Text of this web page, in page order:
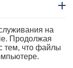
на
Продолжая
тем, что файлы